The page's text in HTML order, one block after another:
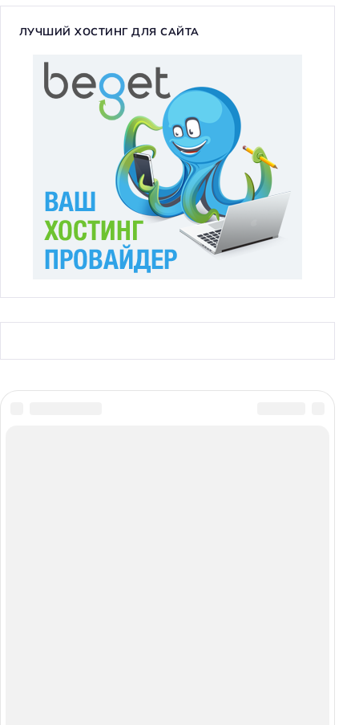
ЛУЧШИЙ ХОСТИНГ ДЛЯ САЙТА